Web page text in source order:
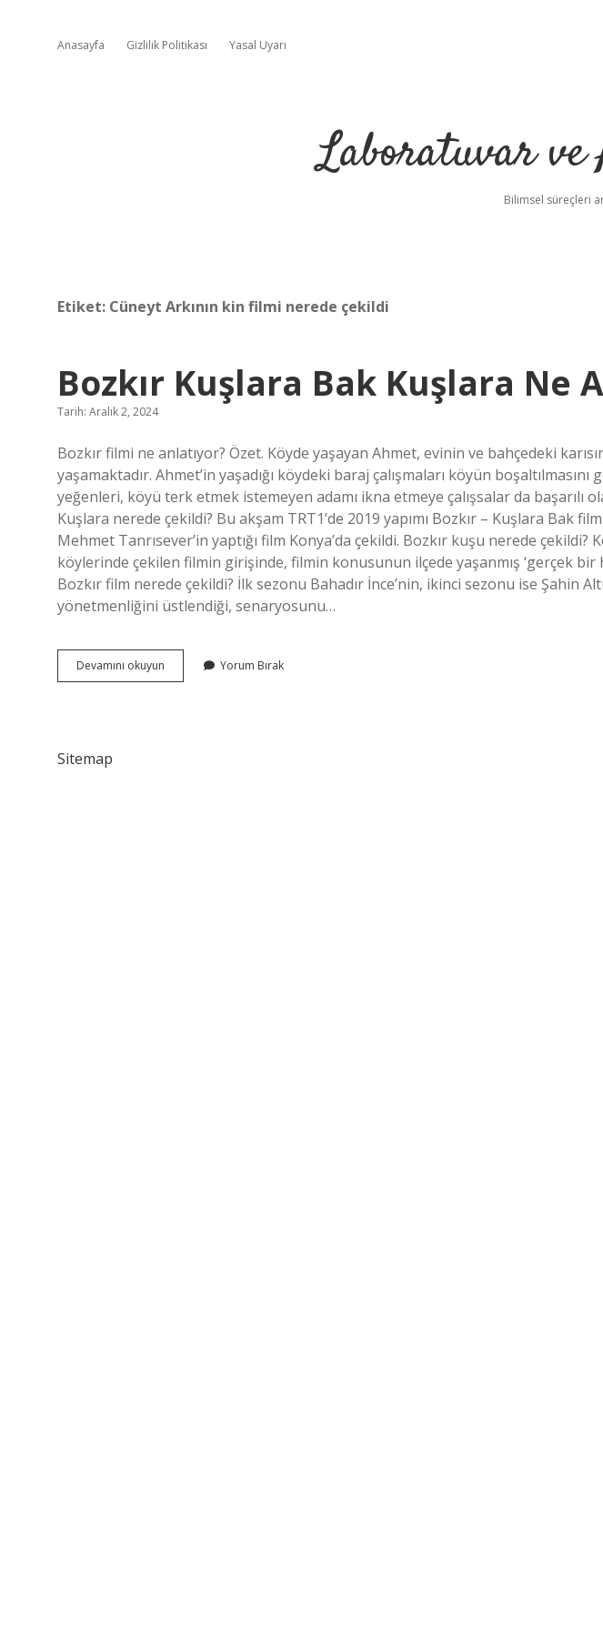
Anasayfa Gizlilik Politikası Yasal Uyarı
Laboratuvar
Bilimsel süreçleri
Etiket: Cüneyt Arkının kin filmi nerede çekildi
Bozkır Kuşlara Bak Kuşlara Ne
Tarih: Aralık 2, 2024
Bozkır filmi ne anlatıyor? Özet. Köyde yaşayan Ahmet, evinin ve bahçedeki
yaşamaktadır. Ahmet’in yaşadığı köydeki baraj çalışmaları köyün
yeğenleri, köyü terk etmek istemeyen adamı ikna etmeye çalışsalar da başarılı
Kuşlara nerede çekildi? Bu akşam TRT1’de 2019 yapımı Bozkır – Kuşlara Bak
Mehmet Tanrısever’in yaptığı film Konya’da çekildi. Bozkır kuşu nerede çekildi?
köylerinde çekilen filmin girişinde, filmin konusunun ilçede yaşanmış ‘gerçek bir
Bozkır film nerede çekildi? İlk sezonu Bahadır İnce’nin, ikinci sezonu ise Şahin
yönetmenliğini üstlendiği, senaryosunu…
Devamını okuyun
Kuşlara
Yorum Bırak
Sitemap